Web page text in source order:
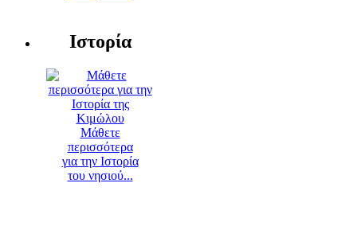
Ιστορία
Μάθετε
περισσότερα
για την Ιστορία
του νησιού...